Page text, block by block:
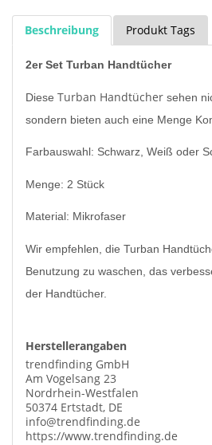
Beschreibung Produkt Tags
2er Set Turban Handtücher
Diese Turban Handtücher sehen
sondern bieten auch eine Menge
Farbauswahl: Schwarz, Weiß oder
Menge: 2 Stück
Material: Mikrofaser
Wir empfehlen, die Turban
Benutzung zu waschen, das
der Handtücher.
Herstellerangaben
trendfinding GmbH
Am Vogelsang 23
Nordrhein-Westfalen
50374 Ertstadt, DE
info@trendfinding.de
https://www.trendfinding.de